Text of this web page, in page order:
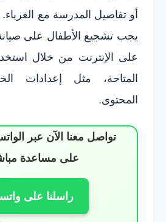
أو تفاصيل المدرسة مع الغرباء.
يجب تشجيع الأطفال على
على الإنترنت من خلال
المتاحة، مثل إعدادات
المحتوى.
تواصل معنا الآن عبر
على مساعدة
راسلنا على